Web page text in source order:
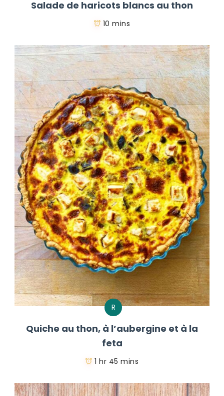
Salade de haricots blancs au thon
10 mins
R
Quiche au thon, à l’aubergine et à la
feta
1 hr 45 mins